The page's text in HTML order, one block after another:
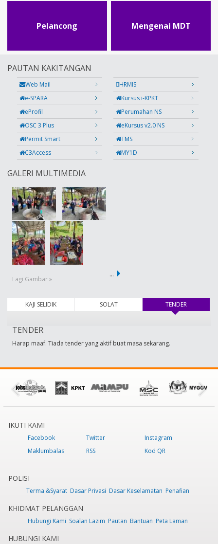
Pelancong Mengenai MDT
PAUTAN KAKITANGAN
Web Mail
HRMIS
e-SPARA
Kursus i-KPKT
eProfil
Perumahan NS
OSC 3 Plus
eKursus v2.0 NS
Permit Smart
TMS
C3Access
MY1D
GALERI MULTIMEDIA
Lagi Gambar »
…
KAJI SELIDIK SOLAT TENDER
TENDER
Harap maaf. Tiada tender yang aktif buat masa sekarang.
IKUTI KAMI
Facebook Twitter
Instagram
Maklumbalas
RSS Kod QR
POLISI
Terma &Syarat Dasar Privasi Dasar Keselamatan Penafian
KHIDMAT PELANGGAN
Hubungi Kami Soalan Lazim Pautan Bantuan Peta Laman
HUBUNGI KAMI